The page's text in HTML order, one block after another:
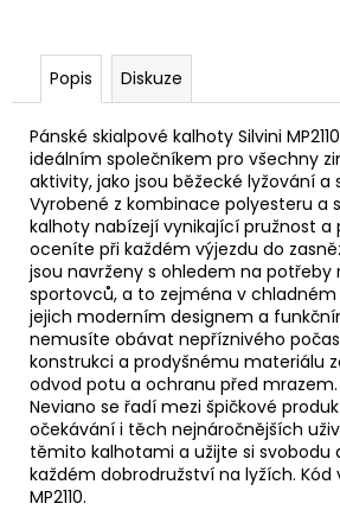
Popis Diskuze
Pánské skialpové kalhoty Silvini
ideálním společníkem pro všechny
aktivity, jako jsou běžecké lyžování a
Vyrobené z kombinace polyesteru a
kalhoty nabízejí vynikající pružnost a
oceníte při každém výjezdu do
jsou navrženy s ohledem na potřeby
sportovců, a to zejména v
jejich moderním designem a
nemusíte obávat nepříznivého
konstrukci a prodyšnému materiálu
odvod potu a ochranu před mrazem.
Neviano se řadí mezi špičkové
očekávání i těch nejnáročnějších
těmito kalhotami a užijte si svobodu
každém dobrodružství na lyžích. Kód
MP2110.